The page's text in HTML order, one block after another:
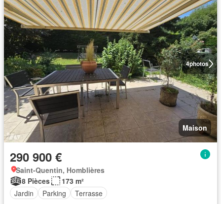
4photos
Maison
290 900 €
Saint-Quentin, Homblières
8 Pièces
173 m²
Jardin
Parking Terrasse